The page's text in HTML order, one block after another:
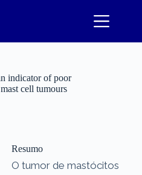
indicator of poor
cell tumours
Resumo
O tumor de mastócitos